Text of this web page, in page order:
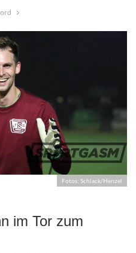
Fotos: Schlack/Henzel
im Tor zum